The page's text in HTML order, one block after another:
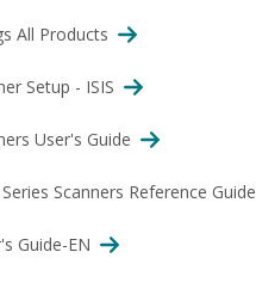
All Products
Setup - ISIS
User's Guide
Scanners Reference Guide
Guide-EN